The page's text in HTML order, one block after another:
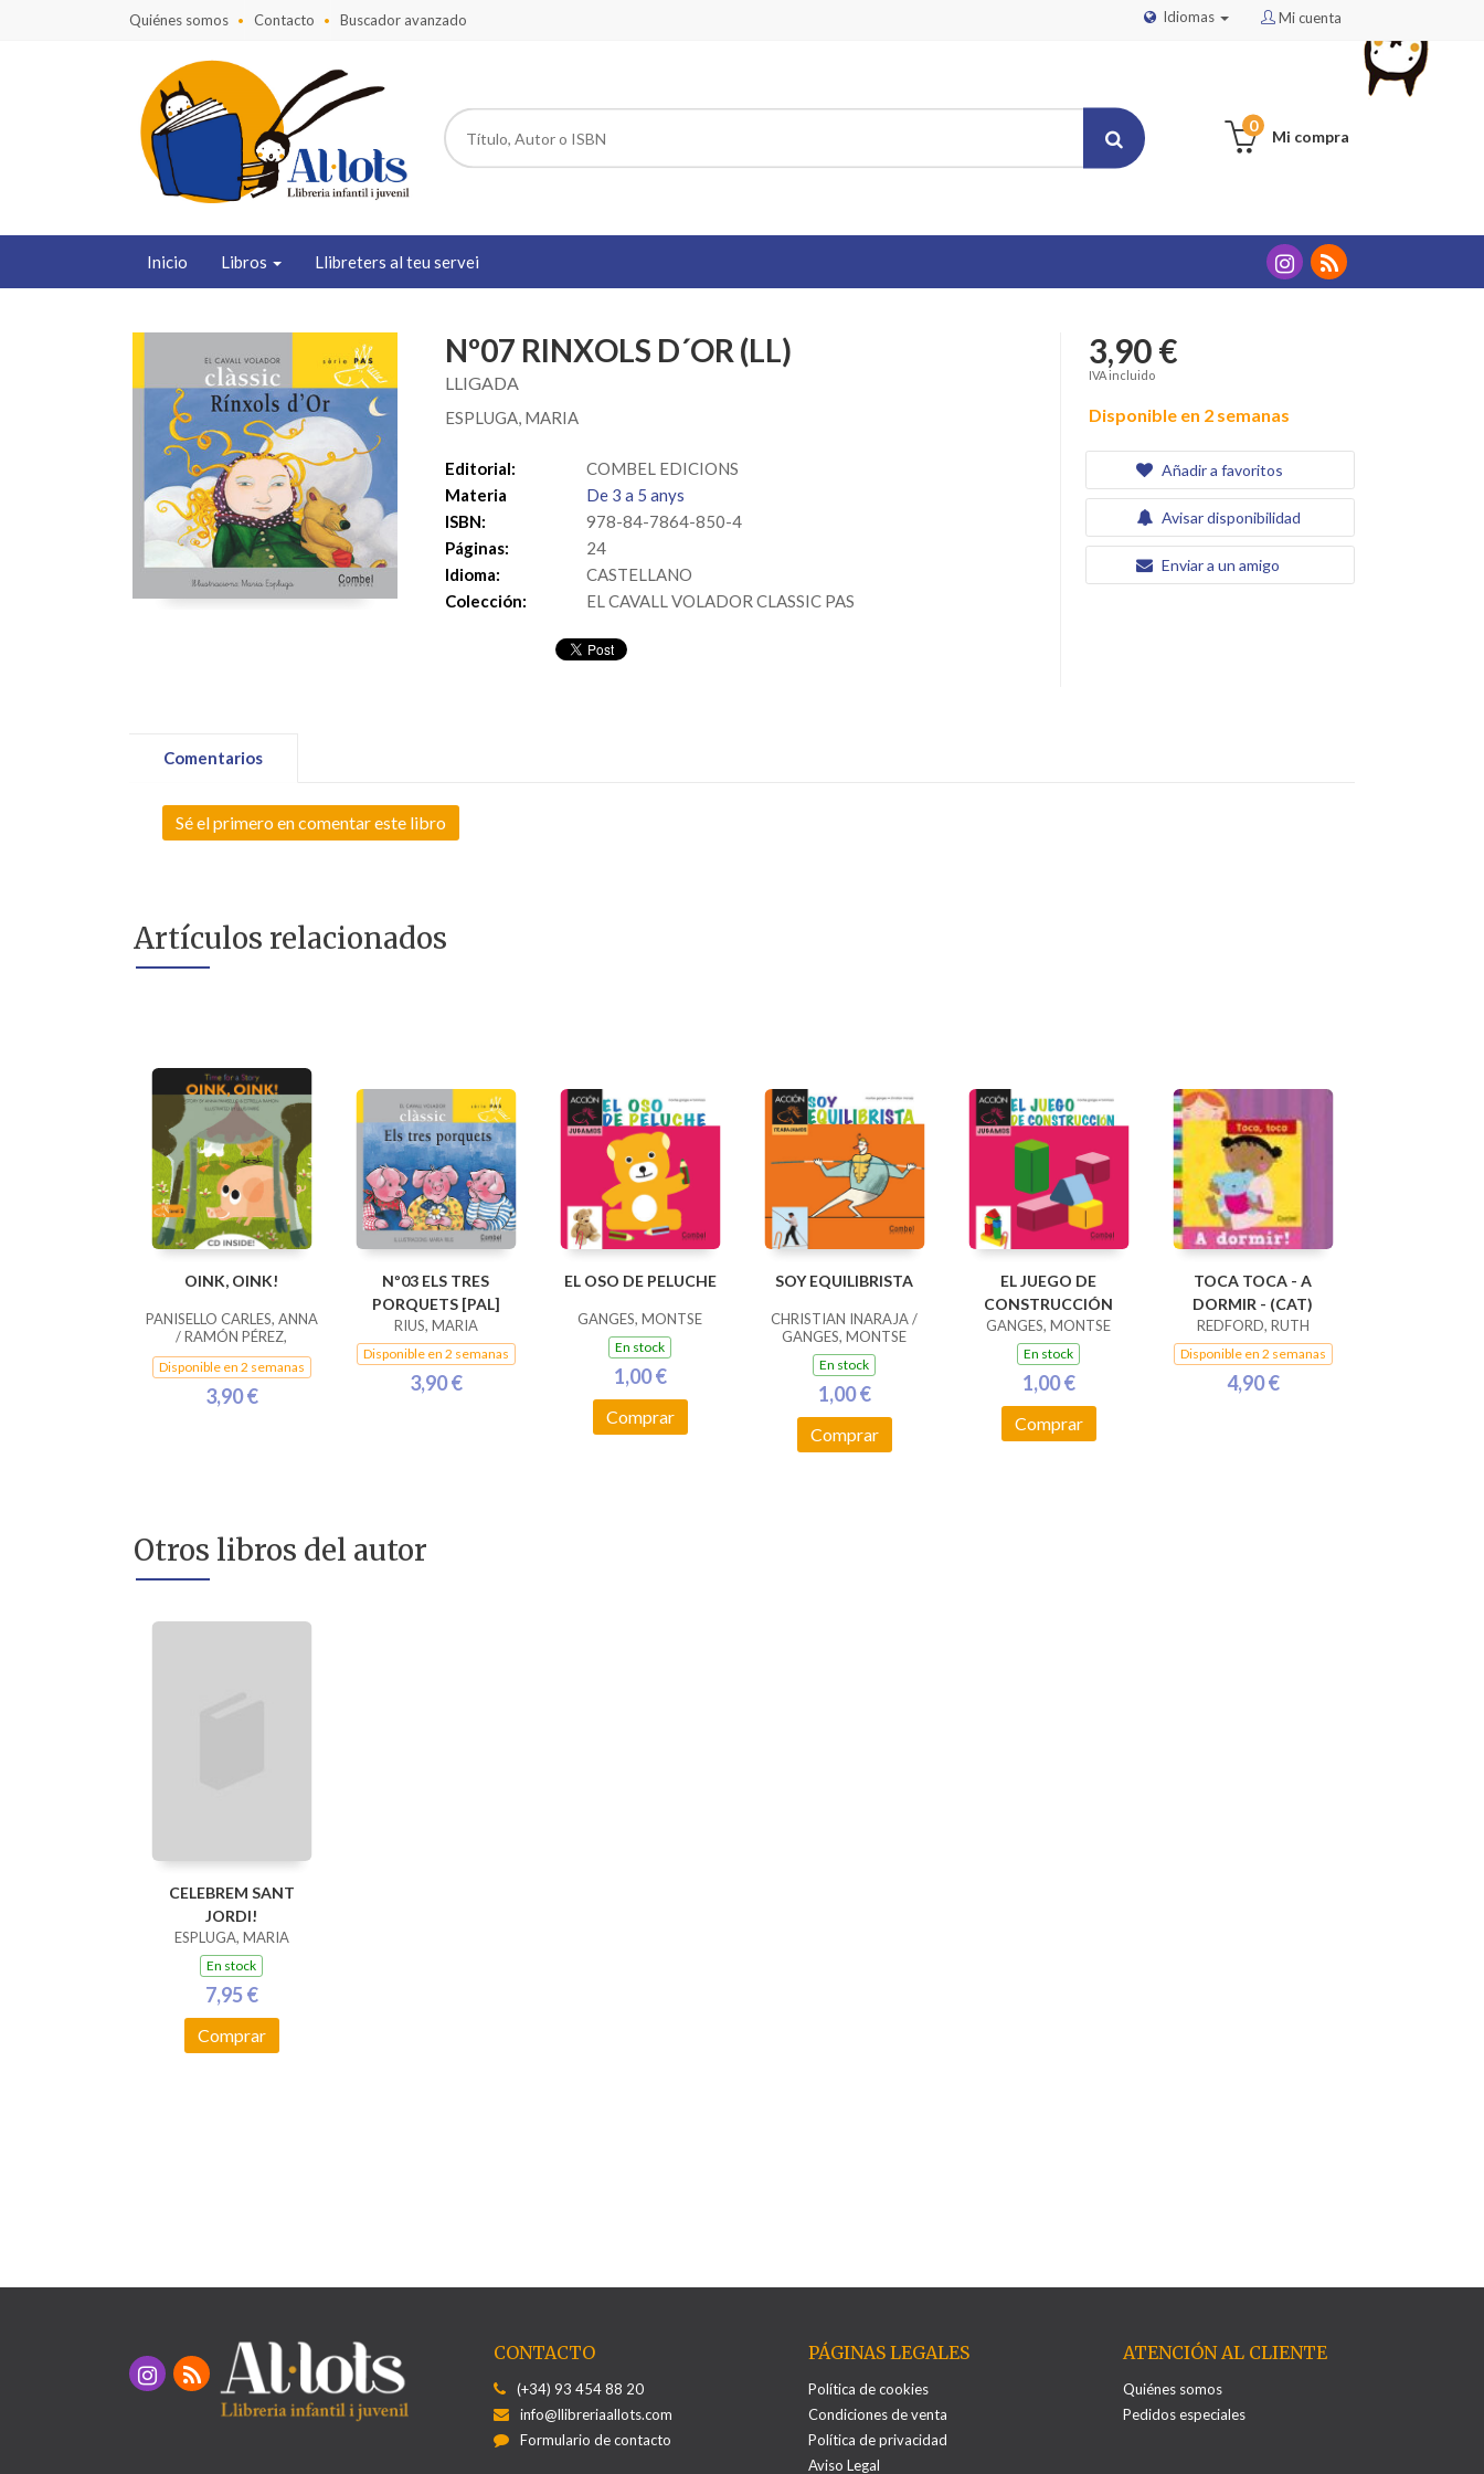
Mi cuenta
Idiomas
Quiénes somos Contacto Buscador avanzado
Mi compra
0
Inicio Libros Llibreters al teu servei
Nº07 RINXOLS D´OR (LL)
LLIGADA
ESPLUGA, MARIA
Editorial:
COMBEL EDICIONS
Materia
De 3 a 5 anys
ISBN:
978-84-7864-850-4
Páginas:
24
Idioma:
CASTELLANO
Colección:
EL CAVALL VOLADOR CLASSIC PAS
3,90 €
IVA incluido
Disponible en 2 semanas
Añadir a favoritos
Avisar disponibilidad
Enviar a un amigo
Comentarios
Sé el primero en comentar este libro
Artículos relacionados
OINK, OINK!
PANISELLO CARLES, ANNA
/ RAMÓN PÉREZ,
ESTRELLA
Disponible en 2 semanas
3,90 €
Nº03 ELS TRES
PORQUETS [PAL]
RIUS, MARIA
Disponible en 2 semanas
3,90 €
EL OSO DE PELUCHE
GANGES, MONTSE
En stock
1,00 €
Comprar
SOY EQUILIBRISTA
CHRISTIAN INARAJA /
GANGES, MONTSE
En stock
1,00 €
Comprar
EL JUEGO DE
CONSTRUCCIÓN
GANGES, MONTSE
En stock
1,00 €
Comprar
TOCA TOCA - A
DORMIR - (CAT)
REDFORD, RUTH
Disponible en 2 semanas
4,90 €
Otros libros del autor
CELEBREM SANT
JORDI!
ESPLUGA, MARIA
En stock
7,95 €
Comprar
CONTACTO
(+34) 93 454 88 20
info@llibreriaallots.com
Formulario de contacto
PÁGINAS LEGALES
Política de cookies
Condiciones de venta
Política de privacidad
Aviso Legal
ATENCIÓN AL CLIENTE
Quiénes somos
Pedidos especiales